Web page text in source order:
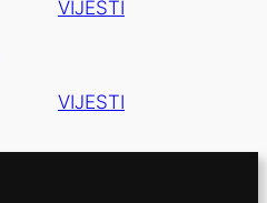
VIJESTI
VIJESTI